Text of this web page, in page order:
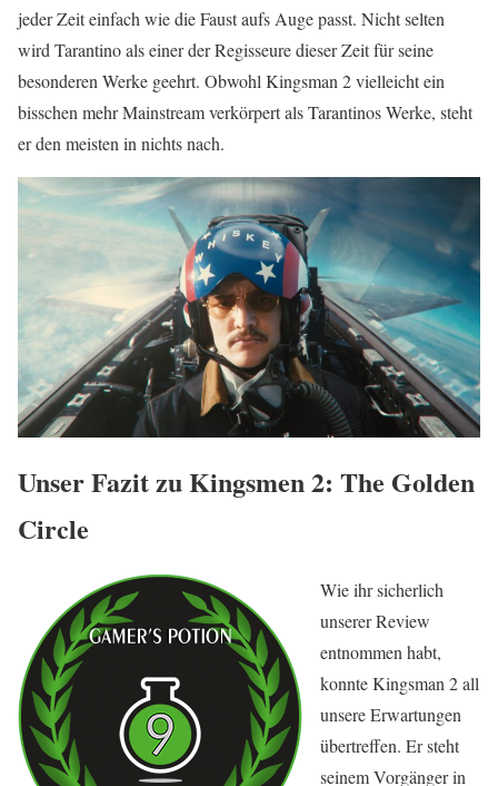
jeder Zeit einfach wie die Faust aufs Auge passt. Nicht selten
wird Tarantino als einer der Regisseure dieser Zeit für seine
besonderen Werke geehrt. Obwohl Kingsman 2 vielleicht ein
bisschen mehr Mainstream verkörpert als Tarantinos Werke, steht
er den meisten in nichts nach.
Unser Fazit zu Kingsmen 2: The Golden
Circle
Wie ihr sicherlich
unserer Review
entnommen habt,
konnte Kingsman 2 all
unsere Erwartungen
übertreffen. Er steht
seinem Vorgänger in